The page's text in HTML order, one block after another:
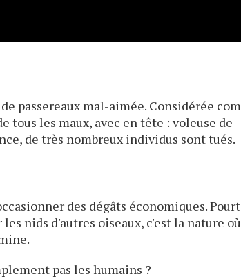
passereaux mal-aimée. Considérée
les maux, avec en tête : voleuse de
de très nombreux individus sont tués.
des dégâts économiques.
nids d'autres oiseaux, c'est la nature
pas les humains ?